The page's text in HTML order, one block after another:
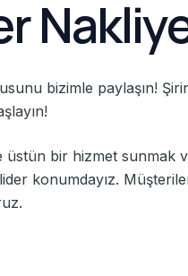
bizimle paylaşın!
üstün bir hizmet sunmak
konumdayız.